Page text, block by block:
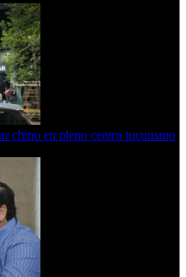
chino en pleno centro tucumano